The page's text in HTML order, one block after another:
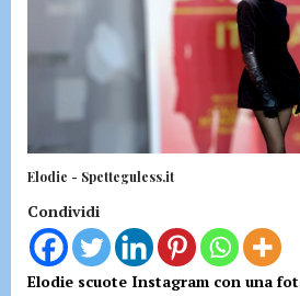
Elodie - Spetteguless.it
Condividi
Elodie scuote Instagram con una